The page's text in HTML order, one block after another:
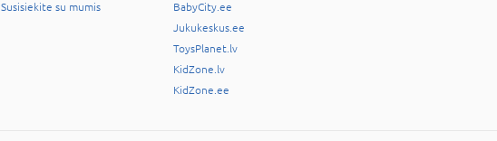
Susisiekite su mumis
BabyCity.ee
Jukukeskus.ee
ToysPlanet.lv
KidZone.lv
KidZone.ee